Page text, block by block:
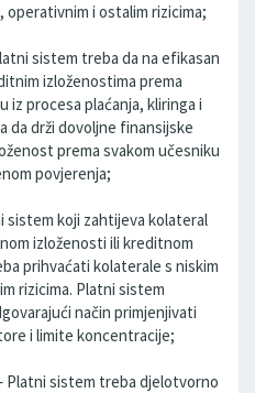
i ostalim rizicima;
sistem treba da na efikasan
izloženostima prema
iz procesa plaćanja, kliringa i
da drži dovoljne finansijske
prema svakom učesniku
povjerenja;
sistem koji zahtijeva kolateral
izloženosti ili kreditnom
prihvaćati kolaterale s niskim
rizicima. Platni sistem
način primjenjivati
i limite koncentracije;
Platni sistem treba djelotvorno